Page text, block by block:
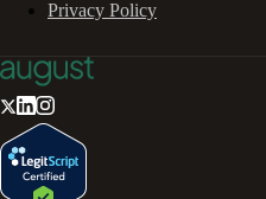
Privacy Policy